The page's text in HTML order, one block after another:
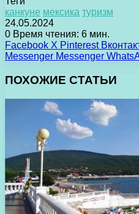
канкуне мексика туризм
24.05.2024
0 Время чтения: 6 мин.
Facebook X Pinterest
Messenger Messenger
ПОХОЖИЕ СТАТЬИ